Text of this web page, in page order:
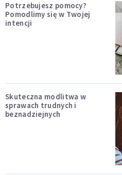
Potrzebujesz pomocy?
Pomodlimy się w Twojej
intencji
Skuteczna modlitwa w
sprawach trudnych i
beznadziejnych